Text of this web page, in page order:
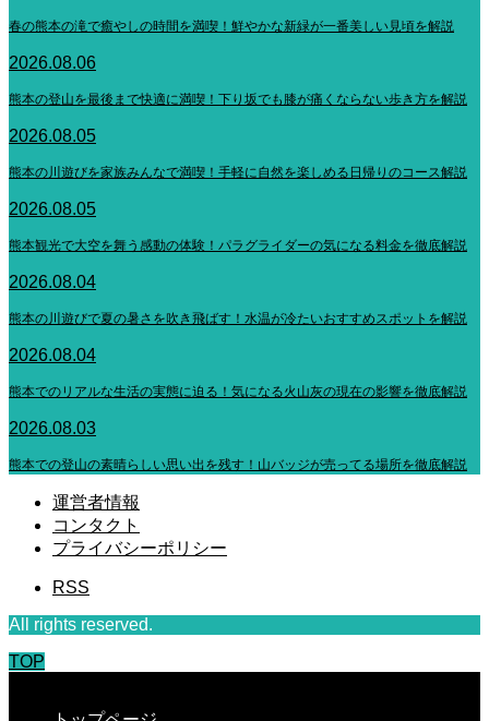
春の熊本の滝で癒やしの時間を満喫！鮮やかな新緑が一番美しい見頃を解説
2026.08.06
熊本の登山を最後まで快適に満喫！下り坂でも膝が痛くならない歩き方を解説
2026.08.05
熊本の川遊びを家族みんなで満喫！手軽に自然を楽しめる日帰りのコース解説
2026.08.05
熊本観光で大空を舞う感動の体験！パラグライダーの気になる料金を徹底解説
2026.08.04
熊本の川遊びで夏の暑さを吹き飛ばす！水温が冷たいおすすめスポットを解説
2026.08.04
熊本でのリアルな生活の実態に迫る！気になる火山灰の現在の影響を徹底解説
2026.08.03
熊本での登山の素晴らしい思い出を残す！山バッジが売ってる場所を徹底解説
運営者情報
コンタクト
プライバシーポリシー
RSS
All rights reserved.
TOP